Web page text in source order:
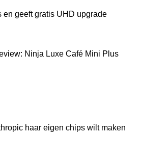
en geeft gratis UHD upgrade
Ninja Luxe Café Mini Plus
haar eigen chips wilt maken